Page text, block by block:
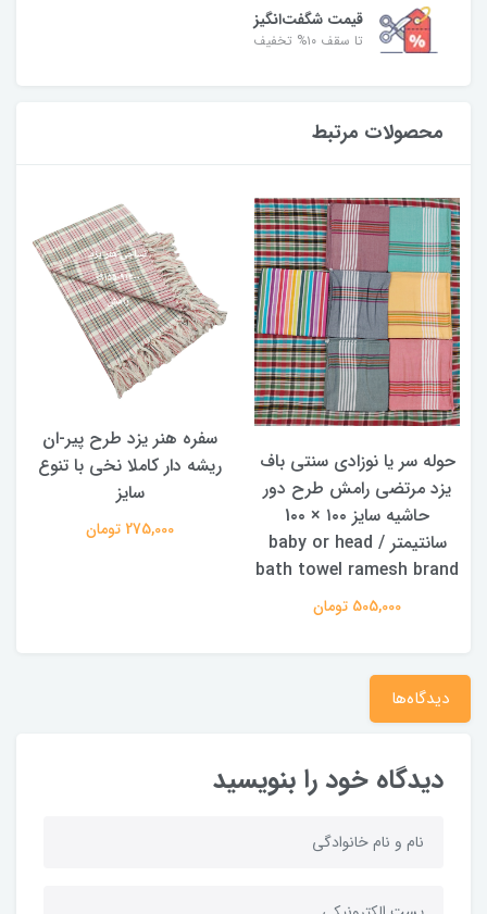
قیمت شگفت‌انگیز
تا سقف ۱۰% تخفیف
محصولات مرتبط
حوله سر یا نوزادی سنتی باف
یزد مرتضی رامش طرح دور
حاشیه سایز ۱۰۰ × 1۰۰
سانتیمتر / baby or head
bath towel ramesh brand
505,000 تومان
سفره هنر یزد طرح پیر-ان
ریشه دار کاملا نخی با تنوع
سایز
275,000 تومان
دیدگاه‌ها
دیدگاه خود را بنویسید